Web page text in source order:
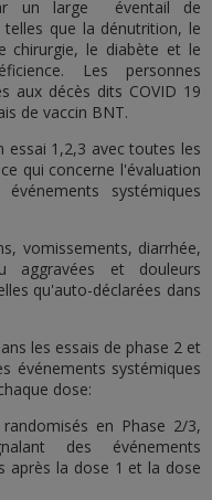
un large éventail de
que la dénutrition, le
chirurgie, le diabète et le
Les personnes
aux décès dits COVID 19
de vaccin BNT.
essai 1,2,3 avec toutes les
qui concerne l'évaluation
systémiques
vomissements, diarrhée,
aggravées et douleurs
qu'auto-déclarées dans
les essais de phase 2 et
événements systémiques
dose:
en Phase 2/3,
des événements
après la dose 1 et la dose